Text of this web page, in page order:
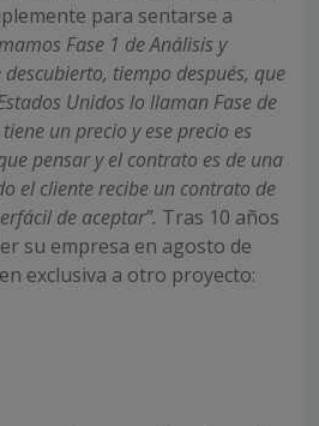
para sentarse a
Fase 1 de Análisis y
tiempo después, que
Unidos lo llaman Fase de
un precio y ese precio es
pensar y el contrato es de una
el cliente recibe un contrato de
de aceptar”. Tras 10 años
su empresa en agosto de
exclusiva a otro proyecto: